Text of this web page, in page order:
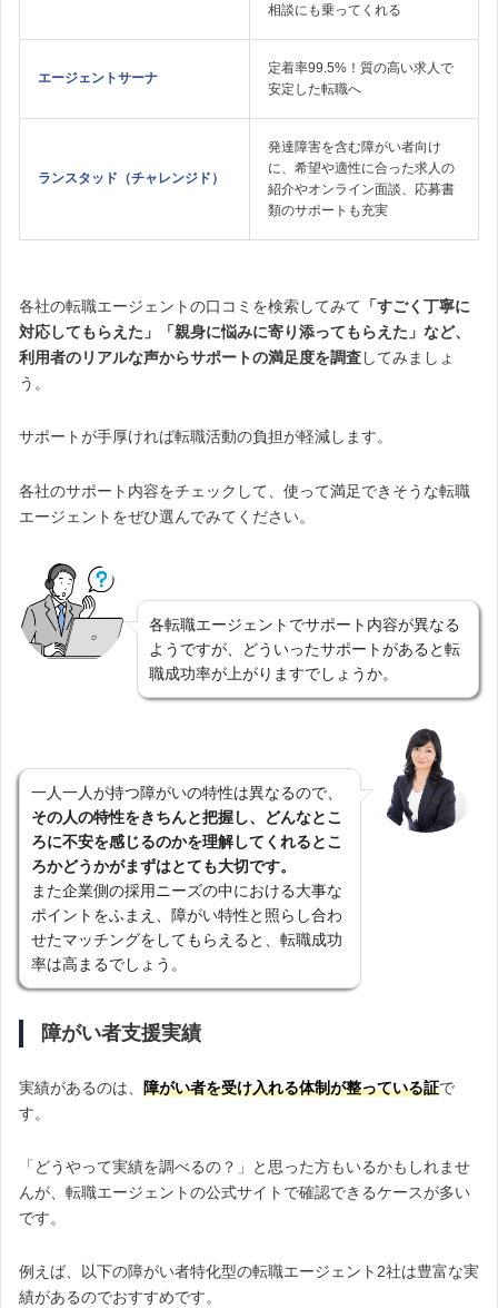
相談にも乗ってくれる
エージェントサーナ
定着率99.5%！質の高い求人で
安定した転職へ
ランスタッド（チャレンジド）
発達障害を含む障がい者向け
に、希望や適性に合った求人の
紹介やオンライン面談、応募書
類のサポートも充実
各社の転職エージェントの口コミを検索してみて 「すごく丁寧に
対応してもらえた」「親身に悩みに寄り添ってもらえた」など、
利用者のリアルな声からサポートの満足度を調査してみましょ
う。
サポートが手厚ければ転職活動の負担が軽減します。
各社のサポート内容をチェックして、使って満足できそうな転職
エージェントをぜひ選んでみてください。
各転職エージェントでサポート内容が異なる
ようですが、どういったサポートがあると転
職成功率が上がりますでしょうか。
一人一人が持つ障がいの特性は異なるので、
その人の特性をきちんと把握し、どんなとこ
ろに不安を感じるのかを理解してくれるとこ
ろかどうかがまずはとても大切です。
また企業側の採用ニーズの中における大事な
ポイントをふまえ、障がい特性と照らし合わ
せたマッチングをしてもらえると、転職成功
率は高まるでしょう。
障がい者支援実績
実績があるのは、 障がい者を受け入れる体制が整っている証で
す。
「どうやって実績を調べるの？」と思った方もいるかもしれませ
んが、転職エージェントの公式サイトで確認できるケースが多い
です。
例えば、以下の障がい者特化型の転職エージェント2社は豊富な実
績があるのでおすすめです。